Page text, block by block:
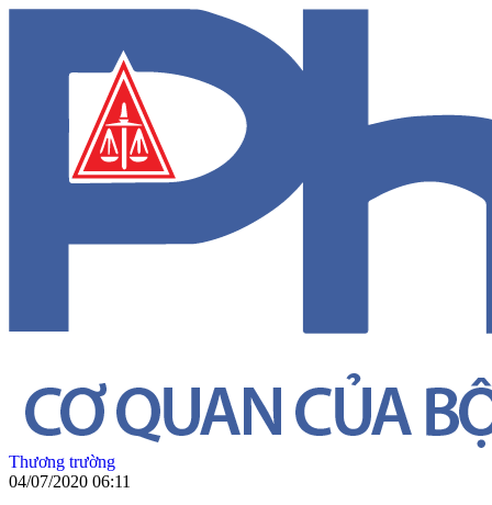
Thương trường
04/07/2020 06:11